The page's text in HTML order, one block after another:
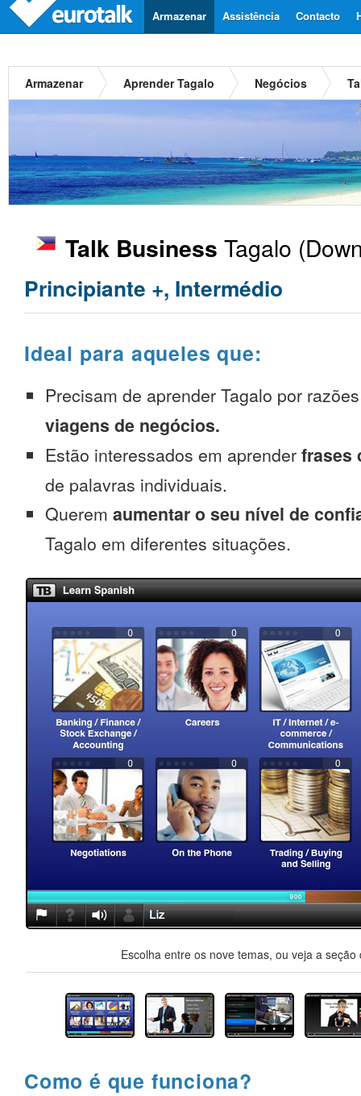
Contacto
Assistência
Armazenar
Armazenar Aprender Tagalo Negócios
Talk Business Tagalo
Principiante +, Intermédio
Ideal para aqueles que:
Precisam de aprender Tagalo por
viagens de negócios.
Estão interessados em aprender frases
de palavras individuais.
Querem aumentar o seu nível de
Tagalo em diferentes situações.
Escolha entre os nove temas, ou veja a
Como é que funciona?